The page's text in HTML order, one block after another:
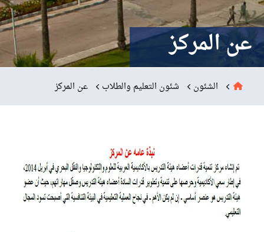
التدريب والخدمة المجتمعية
الإستشارات
عن المركز
الشئون شئون التعليم والطلاب عن المركز